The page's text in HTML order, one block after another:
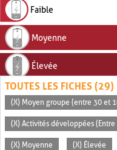
Faible
Moyenne
Élevée
TOUTES LES FICHES (29)
(X) Moyen groupe (entre 30 et
(X) Activités développées
(X) Moyenne (X) Élevée